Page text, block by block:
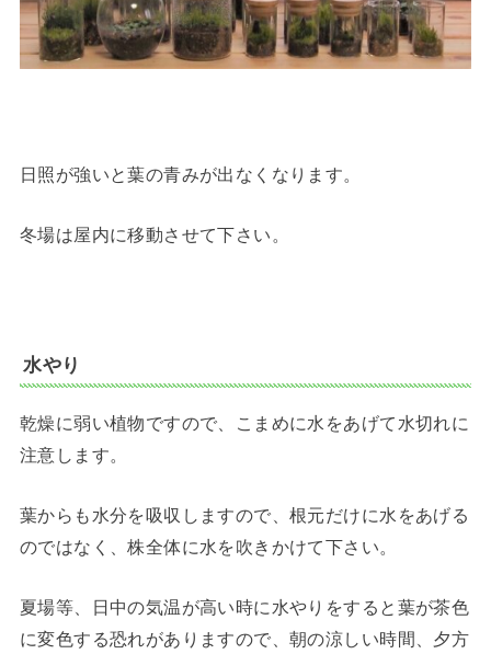
日照が強いと葉の青みが出なくなります。
冬場は屋内に移動させて下さい。
水やり
乾燥に弱い植物ですので、こまめに水をあげて水切れに
注意します。
葉からも水分を吸収しますので、根元だけに水をあげる
のではなく、株全体に水を吹きかけて下さい。
夏場等、日中の気温が高い時に水やりをすると葉が茶色
に変色する恐れがありますので、朝の涼しい時間、夕方